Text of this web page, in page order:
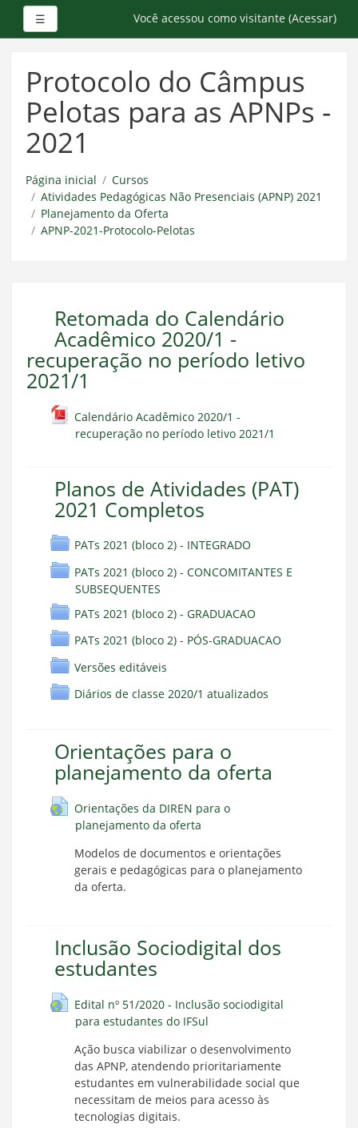
principal
☰ Você acessou como visitante (Acessar)
Protocolo do Câmpus
Pelotas para as APNPs -
2021
Página inicial
Cursos
Atividades Pedagógicas Não Presenciais (APNP) 2021
Planejamento da Oferta
APNP-2021-Protocolo-Pelotas
Retomada do Calendário
Acadêmico 2020/1 -
recuperação no período letivo
2021/1
Calendário Acadêmico 2020/1 -
recuperação no período letivo 2021/1
Planos de Atividades (PAT)
2021 Completos
PATs 2021 (bloco 2) - INTEGRADO
PATs 2021 (bloco 2) - CONCOMITANTES E
SUBSEQUENTES
PATs 2021 (bloco 2) - GRADUACAO
PATs 2021 (bloco 2) - PÓS-GRADUACAO
Versões editáveis
Diários de classe 2020/1 atualizados
Orientações para o
planejamento da oferta
Orientações da DIREN para o
planejamento da oferta
Modelos de documentos e orientações
gerais e pedagógicas para o planejamento
da oferta.
Inclusão Sociodigital dos
estudantes
Edital nº 51/2020 - Inclusão sociodigital
para estudantes do IFSul
Ação busca viabilizar o desenvolvimento
das APNP, atendendo prioritariamente
estudantes em vulnerabilidade social que
necessitam de meios para acesso às
tecnologias digitais.